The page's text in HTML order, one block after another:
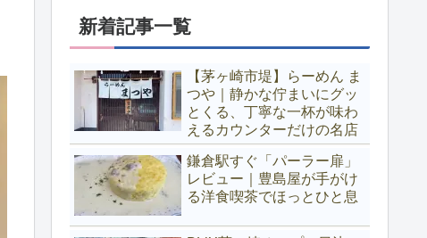
新着記事一覧
【茅ヶ崎市堤】らーめん ま
つや｜静かな佇まいにグッ
とくる、丁寧な一杯が味わ
えるカウンターだけの名店
鎌倉駅すぐ「パーラー扉」
レビュー｜豊島屋が手がけ
る洋食喫茶でほっとひと息